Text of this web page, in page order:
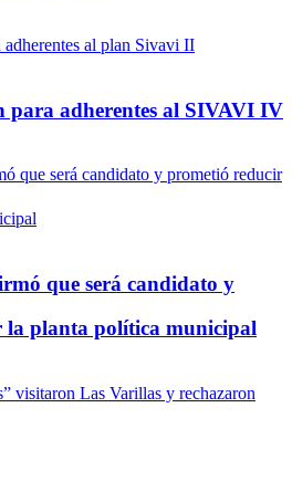
para adherentes al SIVAVI IV
que será candidato y
la planta política municipal